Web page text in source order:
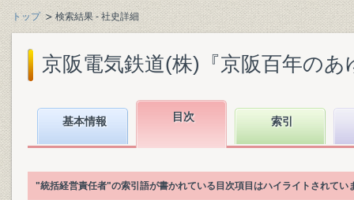
トップ 検索結果 - 社史詳細
京阪電気鉄道(株)『京阪百年のあ
基本情報 目次 索引
"統括経営責任者"の索引語が書かれている目次項目はハイライトされてい